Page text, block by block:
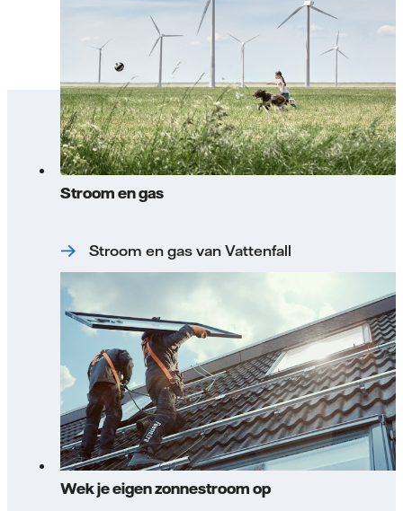
Stroom en gas
Stroom en gas van Vattenfall
Wek je eigen zonnestroom op